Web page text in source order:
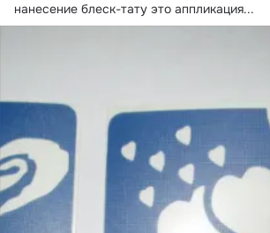
нанесение блеск-тату это аппликация...